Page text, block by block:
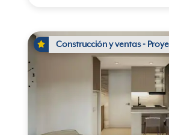
Construcción y ventas -